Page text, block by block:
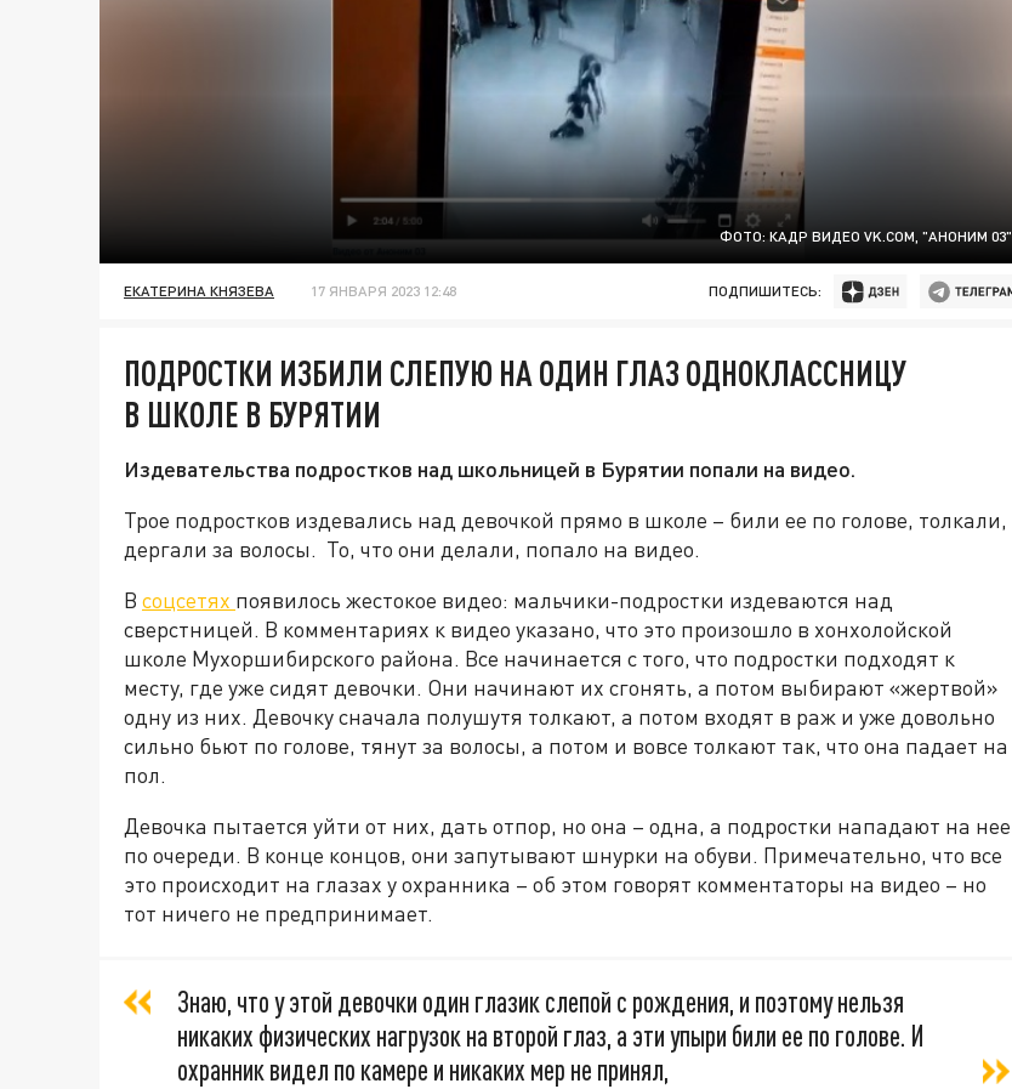
ФОТО: КАДР ВИДЕО VK.COM, "АНОНИМ 03"
ЕКАТЕРИНА КНЯЗЕВА 17 ЯНВАРЯ 2023 12:48 ПОДПИШИТЕСЬ:
ПОДРОСТКИ ИЗБИЛИ СЛЕПУЮ НА ОДИН ГЛАЗ ОДНОКЛАССНИЦУ
В ШКОЛЕ В БУРЯТИИ
Издевательства подростков над школьницей в Бурятии попали на видео.
Трое подростков издевались над девочкой прямо в школе – били ее по голове, толкали,
дергали за волосы. То, что они делали, попало на видео.
В соцсетях появилось жестокое видео: мальчики-подростки издеваются над
сверстницей. В комментариях к видео указано, что это произошло в хонхолойской
школе Мухоршибирского района. Все начинается с того, что подростки подходят к
месту, где уже сидят девочки. Они начинают их сгонять, а потом выбирают «жертвой»
одну из них. Девочку сначала полушутя толкают, а потом входят в раж и уже довольно
сильно бьют по голове, тянут за волосы, а потом и вовсе толкают так, что она падает на
пол.
Девочка пытается уйти от них, дать отпор, но она – одна, а подростки нападают на нее
по очереди. В конце концов, они запутывают шнурки на обуви. Примечательно, что все
это происходит на глазах у охранника – об этом говорят комментаторы на видео – но
тот ничего не предпринимает.
Знаю, что у этой девочки один глазик слепой с рождения, и поэтому нельзя
никаких физических нагрузок на второй глаз, а эти упыри били ее по голове. И
охранник видел по камере и никаких мер не принял,